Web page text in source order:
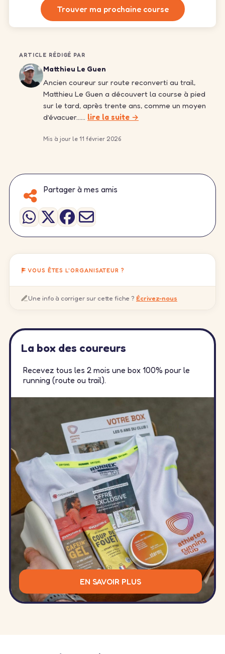
Trouver ma prochaine course
ARTICLE RÉDIGÉ PAR
Matthieu Le Guen
Ancien coureur sur route reconverti au trail,
Matthieu Le Guen a découvert la course à pied
sur le tard, après trente ans, comme un moyen
d’évacuer…… lire la suite →
Mis à jour le 11 février 2026
Partager à mes amis
VOUS ÊTES L'ORGANISATEUR ?
Une info à corriger sur cette fiche ? Écrivez-nous
La box des coureurs
Recevez tous les 2 mois une box 100% pour le
running (route ou trail).
EN SAVOIR PLUS